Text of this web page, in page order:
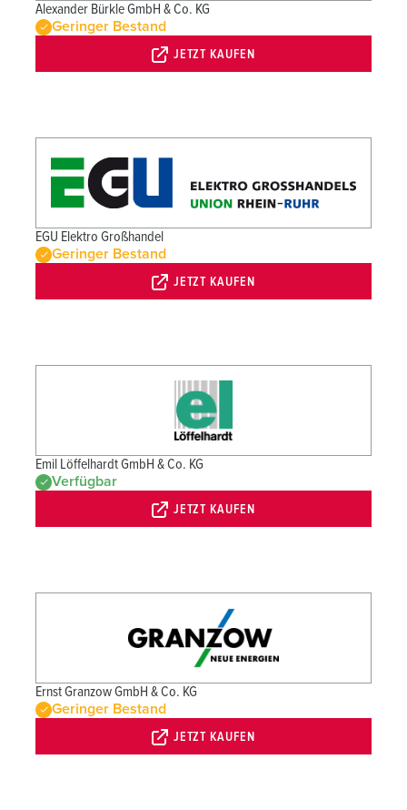
Alexander Bürkle GmbH & Co. KG
Geringer Bestand
JETZT KAUFEN
EGU Elektro Großhandel
Geringer Bestand
JETZT KAUFEN
Emil Löffelhardt GmbH & Co. KG
Verfügbar
JETZT KAUFEN
Ernst Granzow GmbH & Co. KG
Geringer Bestand
JETZT KAUFEN